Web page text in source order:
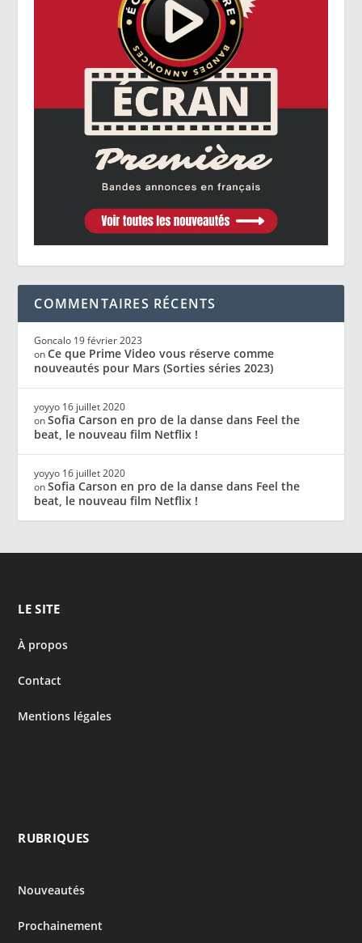
COMMENTAIRES RÉCENTS
Goncalo 19 février 2023
onCe que Prime Video vous réserve comme
nouveautés pour Mars (Sorties séries 2023)
yoyyo 16 juillet 2020
onSofia Carson en pro de la danse dans Feel the
beat, le nouveau film Netflix !
yoyyo 16 juillet 2020
onSofia Carson en pro de la danse dans Feel the
beat, le nouveau film Netflix !
LE SITE
À propos
Contact
Mentions légales
RUBRIQUES
Nouveautés
Prochainement